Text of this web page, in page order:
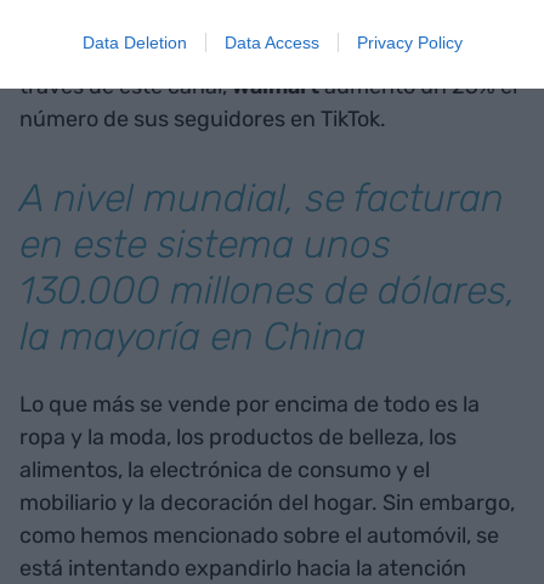
Data Deletion Data Access Privacy Policy
sudaderas en diez minutos. En una sola acción a
través de este canal,Walmartaumentó un 25% el
número de sus seguidores en TikTok.
A nivel mundial, se facturan
en este sistema unos
130.000 millones de dólares,
la mayoría en China
Lo que más se vende por encima de todo es la
ropa y la moda, los productos de belleza, los
alimentos, la electrónica de consumo y el
mobiliario y la decoración del hogar. Sin embargo,
como hemos mencionado sobre el automóvil, se
está intentando expandirlo hacia la atención